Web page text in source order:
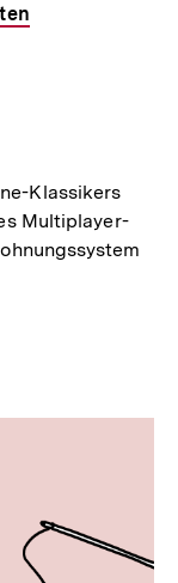
Klassikers
Multiplayer-